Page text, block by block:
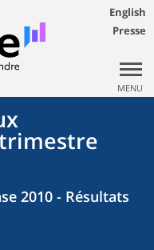
English
Presse
MENU
2010 - Résultats